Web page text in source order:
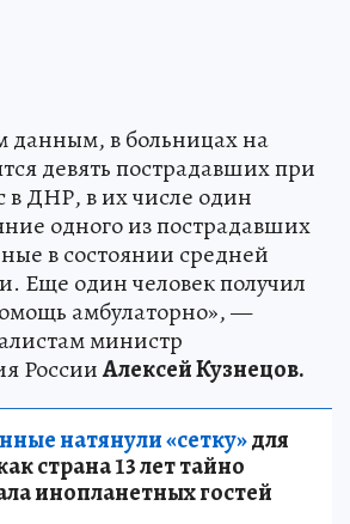
данным, в больницах на
девять пострадавших при
в ДНР, в их числе один
одного из пострадавших
в состоянии средней
Еще один человек получил
амбулаторно», —
министр
РоссииАлексей Кузнецов.
натянули «сетку»для
страна 13 лет тайно
инопланетных гостей